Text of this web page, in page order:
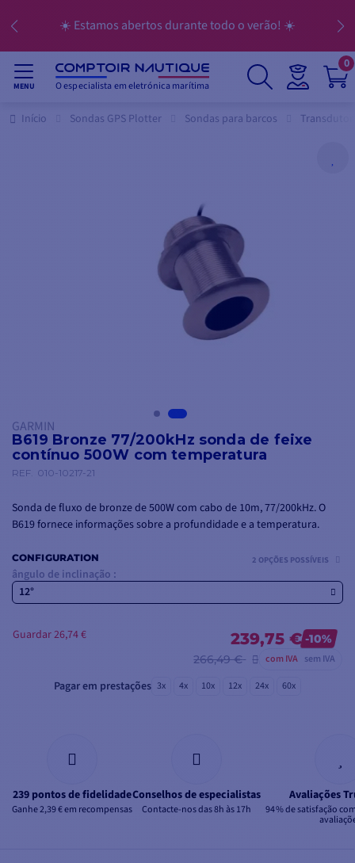
☀️ Estamos abertos durante todo o verão! ☀️
MENU O especialista em eletrónica marítima
0
Início Sondas GPS Plotter Sondas para barcos
GARMIN
B619 Bronze 77/200kHz sonda de feixe
contínuo 500W com temperatura
REF. 010-10217-21
Sonda de fluxo de bronze de 500W com cabo de 10m, 77/200kHz. O
B619 fornece informações sobre a profundidade e a temperatura.
CONFIGURATION
ângulo de inclinação :
12°
2 OPÇÕES POSSÍVEIS
239,75 € -10%
266,49 €
com IVA sem IVA
Guardar 26,74 €
Pagar em prestações 3x 4x 10x 12x 24x 60x
239 pontos de fidelidade
Ganhe 2,39 € em recompensas
Conselhos de especialistas
Contacte-nos das 8h às 17h
Avaliações
94 % de satisfação